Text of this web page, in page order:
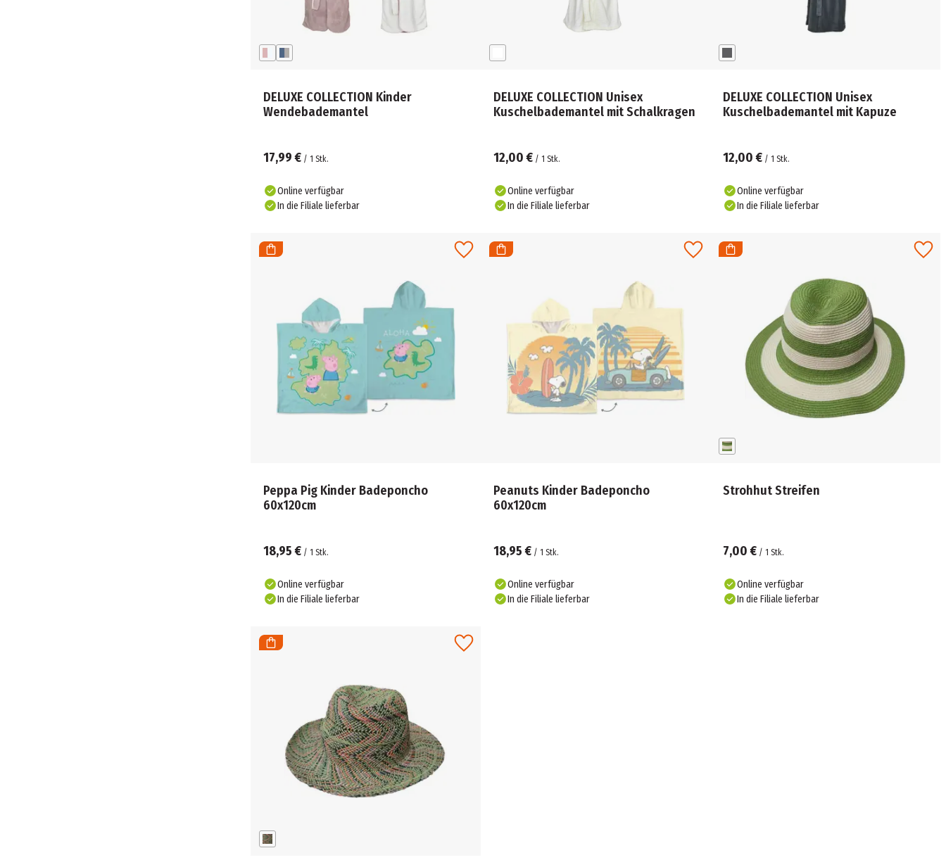
DELUXE COLLECTION Kinder
Wendebademantel
17,99 € / 1 Stk.
Online verfügbar
In die Filiale lieferbar
DELUXE COLLECTION Unisex
Kuschelbademantel mit Schalkragen
12,00 €/ 1 Stk.
Online verfügbar
In die Filiale lieferbar
DELUXE COLLECTION Unisex
Kuschelbademantel mit Kapuze
12,00 € / 1 Stk.
Online verfügbar
In die Filiale lieferbar
Peppa Pig Kinder Badeponcho
60x120cm
18,95 € / 1 Stk.
Online verfügbar
In die Filiale lieferbar
Peanuts Kinder Badeponcho
60x120cm
18,95 €/ 1 Stk.
Online verfügbar
In die Filiale lieferbar
Strohhut Streifen
7,00 € / 1 Stk.
Online verfügbar
In die Filiale lieferbar